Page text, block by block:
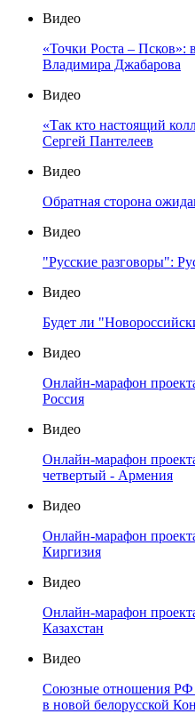
Видео
«Точки Роста – Псков»:
Владимира Джабарова
Видео
«Так кто настоящий
Сергей Пантелеев
Видео
Обратная сторона
Видео
"Русские разговоры":
Видео
Будет ли
Видео
Онлайн-марафон
Россия
Видео
Онлайн-марафон
четвертый - Армения
Видео
Онлайн-марафон
Киргизия
Видео
Онлайн-марафон
Казахстан
Видео
Союзные отношения РФ
в новой белорусской